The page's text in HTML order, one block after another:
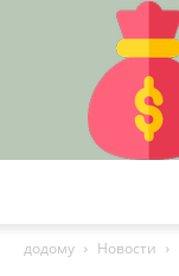
додому
Новости